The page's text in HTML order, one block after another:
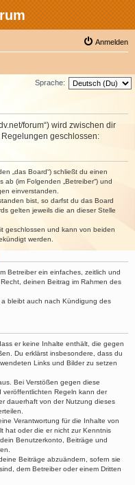
Anmelden
Sprache:
forum“) wird zwischen dir
geschlossen:
„das Board“) schließt du einen
(im Folgenden „Betreiber“) und
einverstanden.
bist, so darfst du das Board
gelten jeweils die an dieser Stelle
geschlossen und kann von beiden
werden.
Betreiber ein einfaches, zeitlich und
deinen Beitrag im Rahmen des
bleibt auch nach Kündigung des
er keine Inhalte enthält, die gegen
Du erklärst insbesondere, dass du
Links und Bilder zu setzen
Bei Verstößen gegen diese
Regeln kann der
dauerhaft von der Nutzung dieses
Verantwortung für die Inhalte von
hat oder die er nicht zur Kenntnis
Benutzerkonto, Beiträge und
Beiträge abzuändern, sofern sie
dem Betreiber oder einem Dritten